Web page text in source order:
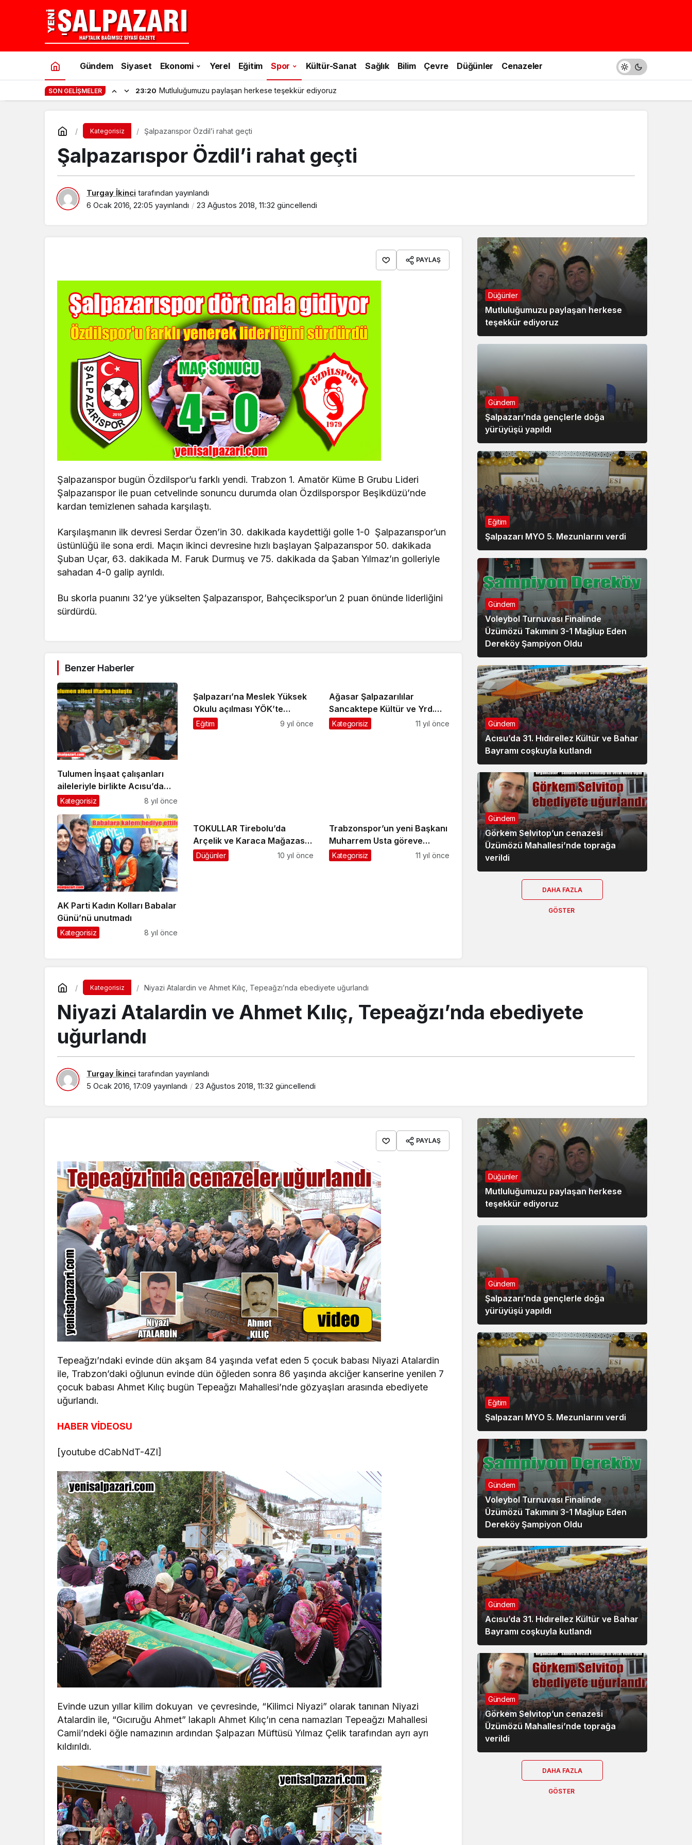
Gündem Siyaset Ekonomi Yerel Eğitim Spor Kültür-Sanat Sağlık Bilim Çevre Düğünler Cenazeler
SON GELIŞMELER 23:20 Mutluluğumuzu paylaşan herkese teşekkür ediyoruz
Kategorisiz Şalpazarıspor Özdil’i rahat geçti
Şalpazarıspor Özdil’i rahat geçti
Turgay İkinci tarafından yayınlandı
6 Ocak 2016, 22:05 yayınlandı 23 Ağustos 2018, 11:32 güncellendi
PAYLAŞ
Şalpazarıspor bugün Özdilspor’u farklı yendi. Trabzon 1. Amatör Küme B Grubu Lideri
Şalpazarıspor ile puan cetvelinde sonuncu durumda olan Özdilsporspor Beşikdüzü’nde
kardan temizlenen sahada karşılaştı.
Karşılaşmanın ilk devresi Serdar Özen’in 30. dakikada kaydettiği golle 1-0 Şalpazarıspor’un
üstünlüğü ile sona erdi. Maçın ikinci devresine hızlı başlayan Şalpazarıspor 50. dakikada
Şuban Uçar, 63. dakikada M. Faruk Durmuş ve 75. dakikada da Şaban Yılmaz’ın golleriyle
sahadan 4-0 galip ayrıldı.
Bu skorla puanını 32’ye yükselten Şalpazarıspor, Bahçecikspor’un 2 puan önünde liderliğini
sürdürdü.
Benzer Haberler
Tulumen İnşaat çalışanları
aileleriyle birlikte Acısu’da
oruç açtı
Kategorisiz 8 yıl önce
Şalpazarı’na Meslek Yüksek
Okulu açılması YÖK’te
onaylandı
Eğitim 9 yıl önce
Ağasar Şalpazarılılar
Sancaktepe Kültür ve Yrd.
Derneği Kongre İlanı
Kategorisiz 11 yıl önce
AK Parti Kadın Kolları Babalar
Günü’nü unutmadı
Kategorisiz 8 yıl önce
TOKULLAR Tirebolu’da
Arçelik ve Karaca Mağazası
aaçıyor
Düğünler 10 yıl önce
Trabzonspor’un yeni Başkanı
Muharrem Usta göreve
resmen başladı
Kategorisiz 11 yıl önce
Düğünler
Mutluluğumuzu paylaşan herkese
teşekkür ediyoruz
Gündem
Şalpazarı’nda gençlerle doğa
yürüyüşü yapıldı
Eğitim
Şalpazarı MYO 5. Mezunlarını verdi
Gündem
Voleybol Turnuvası Finalinde
Üzümözü Takımını 3-1 Mağlup Eden
Dereköy Şampiyon Oldu
Gündem
Acısu’da 31. Hıdırellez Kültür ve Bahar
Bayramı coşkuyla kutlandı
Gündem
Görkem Selvitop’un cenazesi
Üzümözü Mahallesi’nde toprağa
verildi
DAHA FAZLA
GÖSTER
Kategorisiz Niyazi Atalardin ve Ahmet Kılıç, Tepeağzı’nda ebediyete uğurlandı
Niyazi Atalardin ve Ahmet Kılıç, Tepeağzı’nda ebediyete
uğurlandı
Turgay İkinci tarafından yayınlandı
5 Ocak 2016, 17:09 yayınlandı 23 Ağustos 2018, 11:32 güncellendi
PAYLAŞ
Tepeağzı’ndaki evinde dün akşam 84 yaşında vefat eden 5 çocuk babası Niyazi Atalardin
ile, Trabzon’daki oğlunun evinde dün öğleden sonra 86 yaşında akciğer kanserine yenilen 7
çocuk babası Ahmet Kılıç bugün Tepeağzı Mahallesi’nde gözyaşları arasında ebediyete
uğurlandı.
HABER VİDEOSU
[youtube dCabNdT-4ZI]
Evinde uzun yıllar kilim dokuyan ve çevresinde, “Kilimci Niyazi” olarak tanınan Niyazi
Atalardin ile, “Gıcıruğu Ahmet” lakaplı Ahmet Kılıç’ın cena namazları Tepeağzı Mahallesi
Camii’ndeki öğle namazının ardından Şalpazarı Müftüsü Yılmaz Çelik tarafından ayrı ayrı
kıldırıldı.
Düğünler
Mutluluğumuzu paylaşan herkese
teşekkür ediyoruz
Gündem
Şalpazarı’nda gençlerle doğa
yürüyüşü yapıldı
Eğitim
Şalpazarı MYO 5. Mezunlarını verdi
Gündem
Voleybol Turnuvası Finalinde
Üzümözü Takımını 3-1 Mağlup Eden
Dereköy Şampiyon Oldu
Gündem
Acısu’da 31. Hıdırellez Kültür ve Bahar
Bayramı coşkuyla kutlandı
Gündem
Görkem Selvitop’un cenazesi
Üzümözü Mahallesi’nde toprağa
verildi
DAHA FAZLA
GÖSTER